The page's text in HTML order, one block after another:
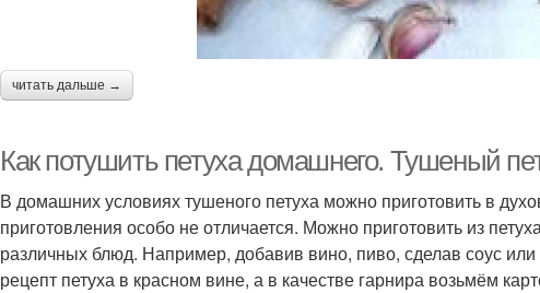
читать дальше →
Как потушить петуха домашнего. Тушеный
В домашних условиях тушеного петуха можно приготовить в
приготовления особо не отличается. Можно приготовить из
различных блюд. Например, добавив вино, пиво, сделав соус
рецепт петуха в красном вине, а в качестве гарнира возьмём